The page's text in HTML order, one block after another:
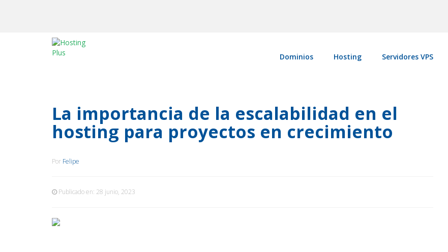
Dominios Hosting Servidores VPS
La importancia de la escalabilidad en el
hosting para proyectos en crecimiento
Por Felipe
Publicado en: 28 junio, 2023